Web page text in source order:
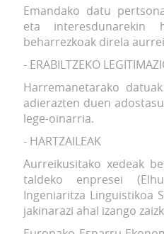
Emandako datu
eta interesdunarekin
beharrezkoak direla
- ERABILTZEKO
Harremanetarako
adierazten duen
lege-oinarria.
- HARTZAILEAK
Aurreikusitako xedeak
taldeko enpresei
Ingeniaritza Linguistikoa
jakinarazi ahal izango